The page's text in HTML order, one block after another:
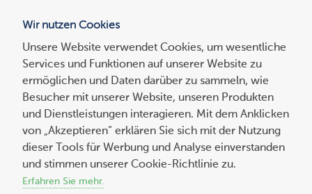
Suchen
nach:
Die 10 besten Gutenberg WordPress
Themes
Wir nutzen Cookies
Unsere Website verwendet Cookies, um wesentliche
Services und Funktionen auf unserer Website zu
ermöglichen und Daten darüber zu sammeln, wie
Besucher mit unserer Website, unseren Produkten
und Dienstleistungen interagieren. Mit dem Anklicken
von „Akzeptieren“ erklären Sie sich mit der Nutzung
dieser Tools für Werbung und Analyse einverstanden
und stimmen unserer Cookie-Richtlinie zu.
Erfahren Sie mehr.